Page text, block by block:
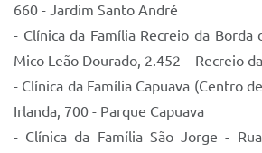
660 - Jardim Santo André
- Clínica da Família Recreio da Borda
Mico Leão Dourado, 2.452 – Recreio
- Clínica da Família Capuava (Centro
Irlanda, 700 - Parque Capuava
- Clínica da Família São Jorge -